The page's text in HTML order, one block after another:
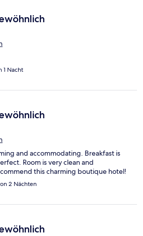
1 Nacht
and accommodating. Breakfast is
Room is very clean and
this charming boutique hotel!
2 Nächten